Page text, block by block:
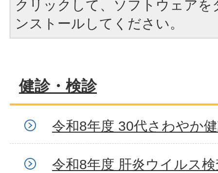
クリックして、ソフトウェア
ンストールしてください。
健診・検診
令和8年度 30代さわやか
令和8年度 肝炎ウイルス